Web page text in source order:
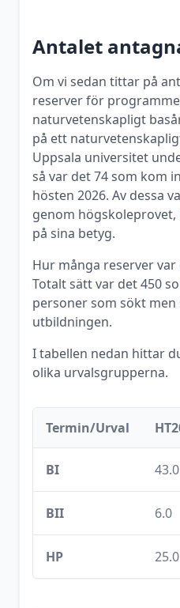
Antalet
Om vi sedan tittar på
reserver för
naturvetenskapligt
på ett
Uppsala universitet
så var det74som kom
hösten 2026. Av dessa
genom
på sina betyg.
Hur många reserver
Totalt sätt var det450
personer som sökt
utbildningen.
I tabellen nedan hittar
olika urvalsgrupperna.
Termin/Urval
BI 43.0
BII 6.0
HP 25.0